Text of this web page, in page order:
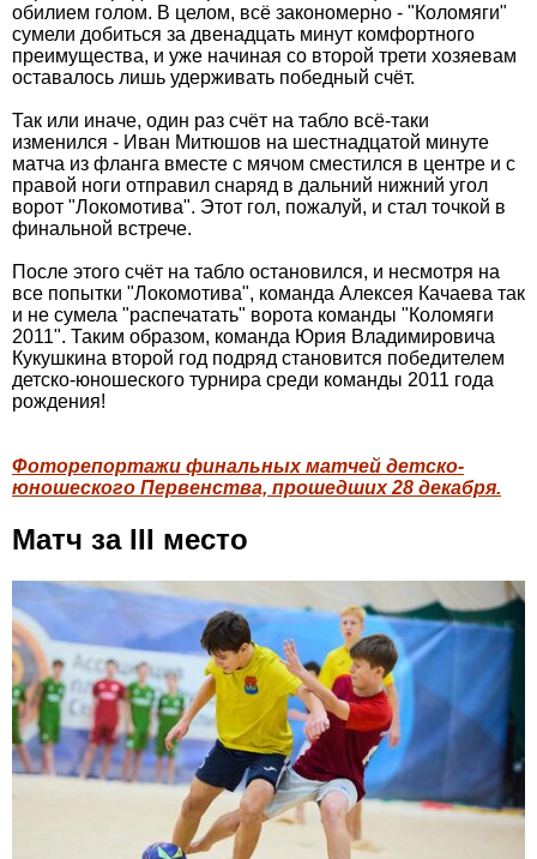
обилием голом. В целом, всё закономерно - "Коломяги"
сумели добиться за двенадцать минут комфортного
преимущества, и уже начиная со второй трети хозяевам
оставалось лишь удерживать победный счёт.
Так или иначе, один раз счёт на табло всё-таки
изменился - Иван Митюшов на шестнадцатой минуте
матча из фланга вместе с мячом сместился в центре и с
правой ноги отправил снаряд в дальний нижний угол
ворот "Локомотива". Этот гол, пожалуй, и стал точкой в
финальной встрече.
После этого счёт на табло остановился, и несмотря на
все попытки "Локомотива", команда Алексея Качаева так
и не сумела "распечатать" ворота команды "Коломяги
2011". Таким образом, команда Юрия Владимировича
Кукушкина второй год подряд становится победителем
детско-юношеского турнира среди команды 2011 года
рождения!
Фоторепортажи финальных матчей детско-
юношеского Первенства, прошедших 28 декабря.
Матч за III место